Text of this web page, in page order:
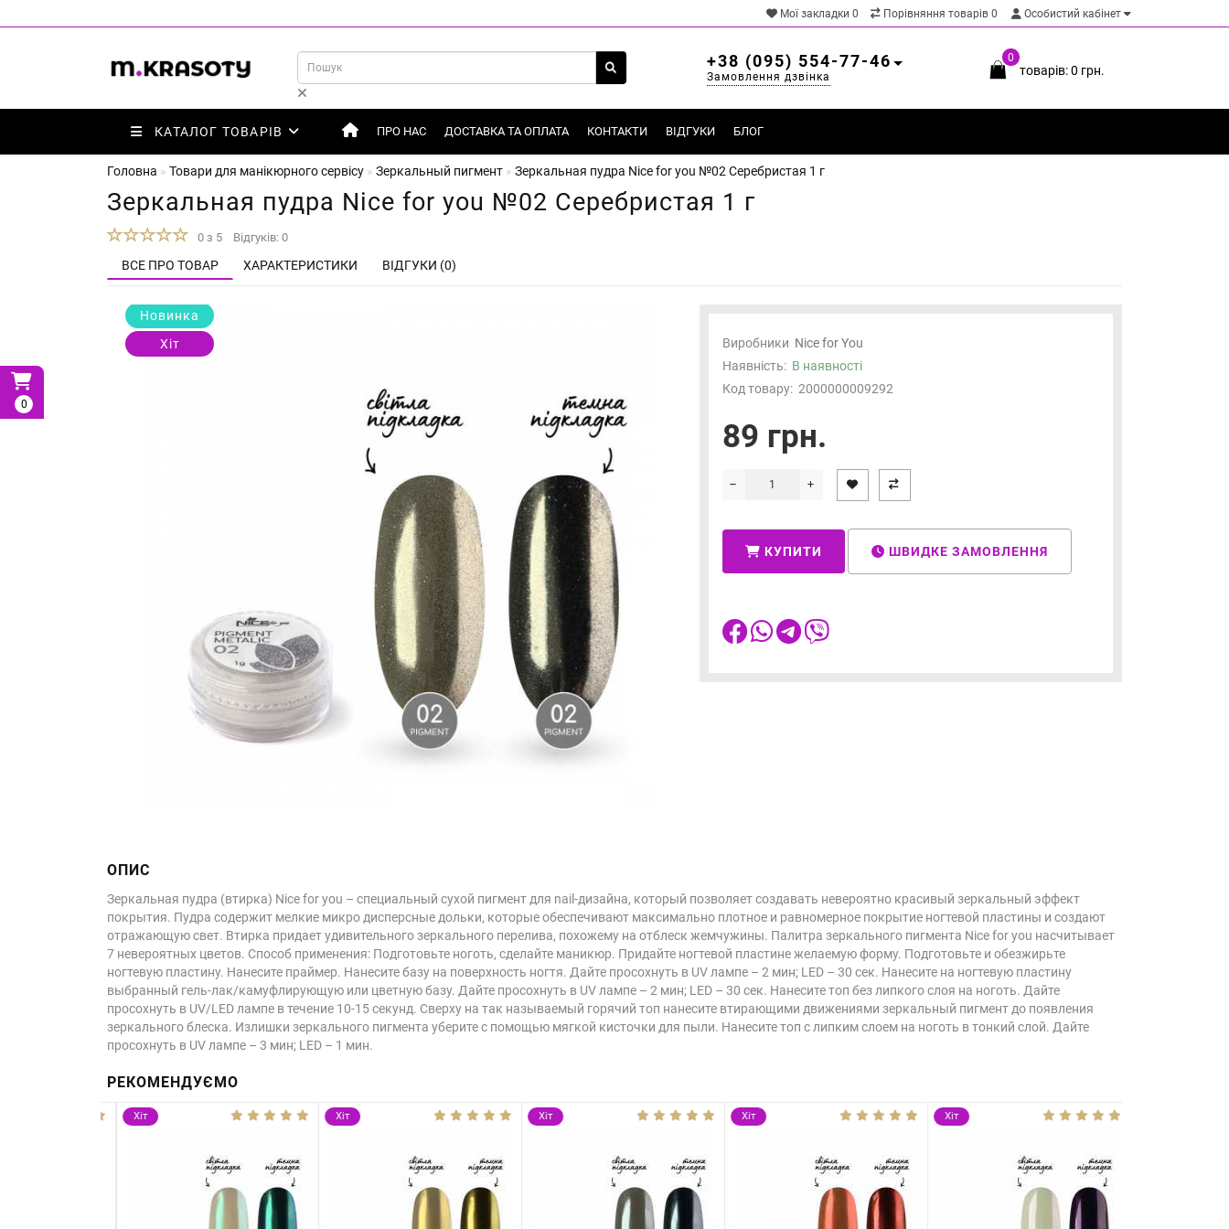
0
Мої закладки 0 Порівняння товарів 0 Особистий кабінет
0
товарів: 0 грн.
+38 (095) 554-77-46
Замовлення дзвінка
КАТАЛОГ ТОВАРІВ ПРО НАС ДОСТАВКА ТА ОПЛАТА КОНТАКТИ ВІДГУКИ БЛОГ
Головна Товари для манікюрного сервісу Зеркальный пигмент Зеркальная пудра Nice for you №02 Серебристая 1 г
Зеркальная пудра Nice for you №02 Серебристая 1 г
0 з 5 Відгуків: 0
ВСЕ ПРО ТОВАР ХАРАКТЕРИСТИКИ ВІДГУКИ (0)
Новинка
Хіт
Виробники Nice for You
Наявність: В наявності
Код товару: 2000000009292
89 грн.
КУПИТИ ШВИДКЕ ЗАМОВЛЕННЯ
ОПИС
Зеркальная пудра (втирка) Nice for you – специальный сухой пигмент для nail-дизайна, который позволяет создавать невероятно красивый зеркальный эффект
покрытия. Пудра содержит мелкие микро дисперсные дольки, которые обеспечивают максимально плотное и равномерное покрытие ногтевой пластины и создают
отражающую свет. Втирка придает удивительного зеркального перелива, похожему на отблеск жемчужины. Палитра зеркального пигмента Nice for you насчитывает
7 невероятных цветов. Способ применения: Подготовьте ноготь, сделайте маникюр. Придайте ногтевой пластине желаемую форму. Подготовьте и обезжирьте
ногтевую пластину. Нанесите праймер. Нанесите базу на поверхность ногтя. Дайте просохнуть в UV лампе – 2 мин; LED – 30 сек. Нанесите на ногтевую пластину
выбранный гель-лак/камуфлирующую или цветную базу. Дайте просохнуть в UV лампе – 2 мин; LED – 30 сек. Нанесите топ без липкого слоя на ноготь. Дайте
просохнуть в UV/LED лампе в течение 10-15 секунд. Сверху на так называемый горячий топ нанесите втирающими движениями зеркальный пигмент до появления
зеркального блеска. Излишки зеркального пигмента уберите с помощью мягкой кисточки для пыли. Нанесите топ с липким слоем на ноготь в тонкий слой. Дайте
просохнуть в UV лампе – 3 мин; LED – 1 мин.
РЕКОМЕНДУЄМО
Хіт Хіт Хіт Хіт Хіт